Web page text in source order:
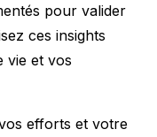
pour valider
ces insights
vie et vos
efforts et votre